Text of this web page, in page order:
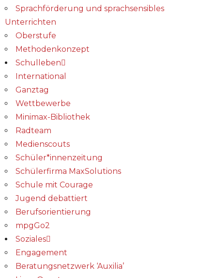
Sprachförderung und sprachsensibles
Unterrichten
Oberstufe
Methodenkonzept
Schulleben
International
Ganztag
Wettbewerbe
Minimax-Bibliothek​
Radteam
Medienscouts
Schüler*innenzeitung
Schülerfirma MaxSolutions
Schule mit Courage
Jugend debattiert
Berufsorientierung
mpgGo2
Soziales
Engagement
Beratungsnetzwerk ‘Auxilia’